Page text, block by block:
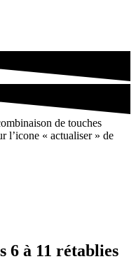
de touches
l’icone « actualiser » de
6 à 11 rétablies